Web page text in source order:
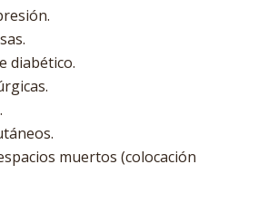
diabético.
muertos (colocación